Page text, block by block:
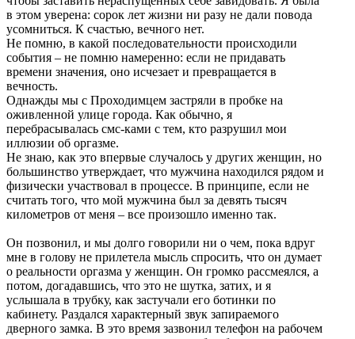
в этом уверена: сорок лет жизни ни разу не дали повода
усомниться. К счастью, вечного нет.
Не помню, в какой последовательности происходили
события – не помню намеренно: если не придавать
времени значения, оно исчезает и превращается в
вечность.
Однажды мы с Проходимцем застряли в пробке на
оживленной улице города. Как обычно, я
перебрасывалась смс-ками с тем, кто разрушил мои
иллюзии об оргазме.
Не знаю, как это впервые случалось у других женщин, но
большинство утверждает, что мужчина находился рядом и
физически участвовал в процессе. В принципе, если не
считать того, что мой мужчина был за девять тысяч
километров от меня – все произошло именно так.
Он позвонил, и мы долго говорили ни о чем, пока вдруг
мне в голову не прилетела мысль спросить, что он думает
о реальности оргазма у женщин. Он громко рассмеялся, а
потом, догадавшись, что это не шутка, затих, и я
услышала в трубку, как застучали его ботинки по
кабинету. Раздался характерный звук запираемого
дверного замка. В это время зазвонил телефон на рабочем